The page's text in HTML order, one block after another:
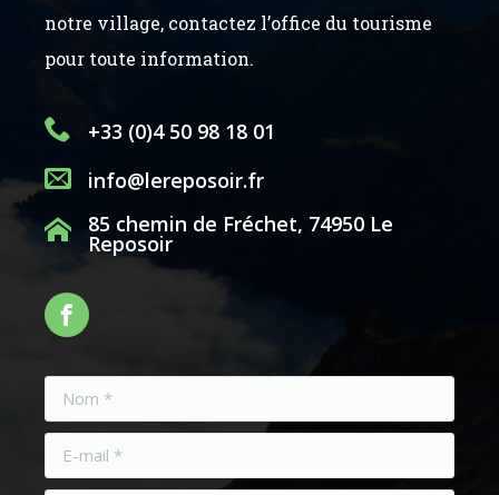
notre village, contactez l’office du tourisme
pour toute information.
+33 (0)4 50 98 18 01
info@lereposoir.fr
85 chemin de Fréchet, 74950 Le
Reposoir